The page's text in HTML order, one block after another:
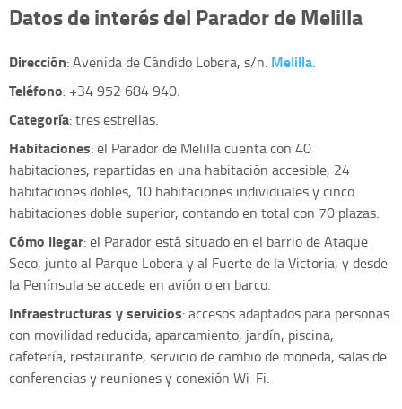
Datos de interés del Parador de Melilla
Dirección: Avenida de Cándido Lobera, s/n. Melilla.
Teléfono: +34 952 684 940.
Categoría: tres estrellas.
Habitaciones: el Parador de Melilla cuenta con 40
habitaciones, repartidas en una habitación accesible, 24
habitaciones dobles, 10 habitaciones individuales y cinco
habitaciones doble superior, contando en total con 70 plazas.
Cómo llegar: el Parador está situado en el barrio de Ataque
Seco, junto al Parque Lobera y al Fuerte de la Victoria, y desde
la Península se accede en avión o en barco.
Infraestructuras y servicios: accesos adaptados para personas
con movilidad reducida, aparcamiento, jardín, piscina,
cafetería, restaurante, servicio de cambio de moneda, salas de
conferencias y reuniones y conexión Wi-Fi.